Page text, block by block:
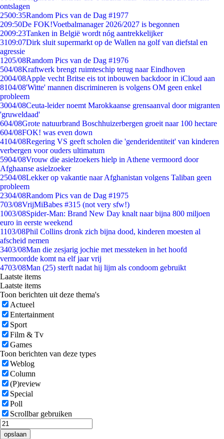
ontslagen
2500:35Random Pics van de Dag #1977
209:50De FOK!Voetbalmanager 2026/2027 is begonnen
2009:23Tanken in België wordt nóg aantrekkelijker
3109:07Dirk sluit supermarkt op de Wallen na golf van diefstal en
agressie
1205/08Random Pics van de Dag #1976
504/08Kraftwerk brengt ruimteschip terug naar Eindhoven
2004/08Apple vecht Britse eis tot inbouwen backdoor in iCloud aan
8104/08'Witte' mannen discrimineren is volgens OM geen enkel
probleem
3004/08Ceuta-leider noemt Marokkaanse grensaanval door migranten
'gruweldaad'
604/08Grote natuurbrand Boschhuizerbergen groeit naar 100 hectare
604/08FOK! was even down
4104/08Regering VS geeft scholen die 'genderidentiteit' van kinderen
verbergen voor ouders ultimatum
5904/08Vrouw die asielzoekers hielp in Athene vermoord door
Afghaanse asielzoeker
2504/08Lekker op vakantie naar Afghanistan volgens Taliban geen
probleem
2304/08Random Pics van de Dag #1975
703/08VrijMiBabes #315 (not very sfw!)
1003/08Spider-Man: Brand New Day knalt naar bijna 800 miljoen
euro in eerste weekend
1103/08Phil Collins dronk zich bijna dood, kinderen moesten al
afscheid nemen
3403/08Man die zesjarig jochie met messteken in het hoofd
vermoordde komt na elf jaar vrij
4703/08Man (25) sterft nadat hij lijm als condoom gebruikt
Laatste items
Laatste items
Toon berichten uit deze thema's
Actueel
Entertainment
Sport
Film & Tv
Games
Toon berichten van deze types
Weblog
Column
(P)review
Special
Poll
Scrollbar gebruiken
opslaan